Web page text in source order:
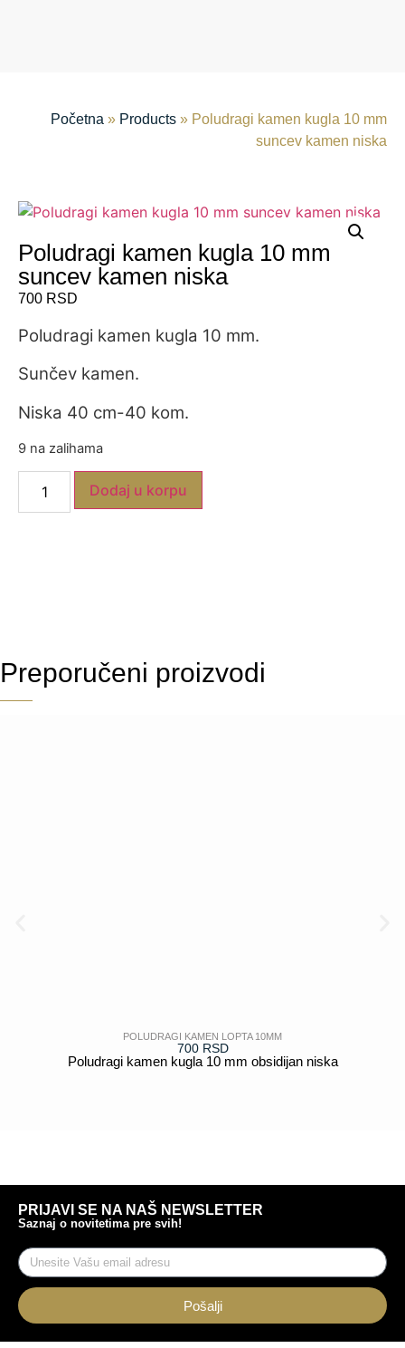
Početna » Products » Poludragi kamen kugla 10 mm
suncev kamen niska
Poludragi kamen kugla 10 mm
suncev kamen niska
700 RSD
Poludragi kamen kugla 10 mm.
Sunčev kamen.
Niska 40 cm-40 kom.
9 na zalihama
Dodaj u korpu
Preporučeni proizvodi
POLUDRAGI KAMEN LOPTA 10MM
700 RSD
Poludragi kamen kugla 10 mm obsidijan niska
PRIJAVI SE NA NAŠ NEWSLETTER
Saznaj o novitetima pre svih!
Pošalji